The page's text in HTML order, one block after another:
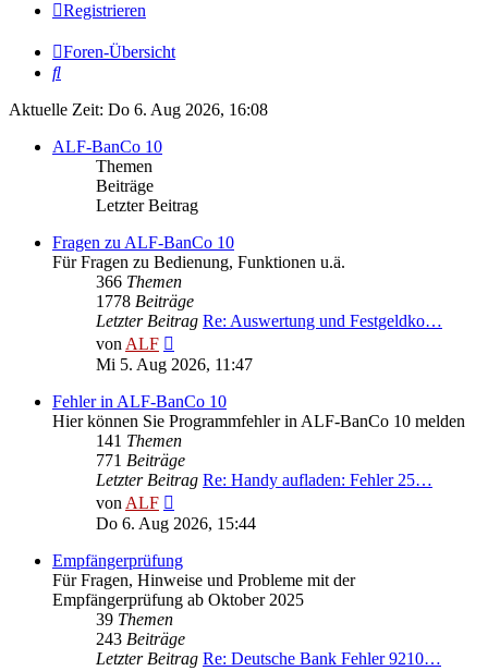
Registrieren
Foren-Übersicht
Suche
Aktuelle Zeit: Do 6. Aug 2026, 16:08
ALF-BanCo 10
Themen
Beiträge
Letzter Beitrag
Fragen zu ALF-BanCo 10
Für Fragen zu Bedienung, Funktionen u.ä.
366 Themen
1778 Beiträge
Letzter Beitrag Re: Auswertung und Festgeldko…
vonALF
Beitrag
Mi 5. Aug 2026, 11:47
Fehler in ALF-BanCo 10
Hier können Sie Programmfehler in ALF-BanCo 10 melden
141 Themen
771 Beiträge
Letzter Beitrag Re: Handy aufladen: Fehler 25…
vonALF
Beitrag
Do 6. Aug 2026, 15:44
Empfängerprüfung
Für Fragen, Hinweise und Probleme mit der
Empfängerprüfung ab Oktober 2025
39 Themen
243 Beiträge
Letzter Beitrag Re: Deutsche Bank Fehler 9210…